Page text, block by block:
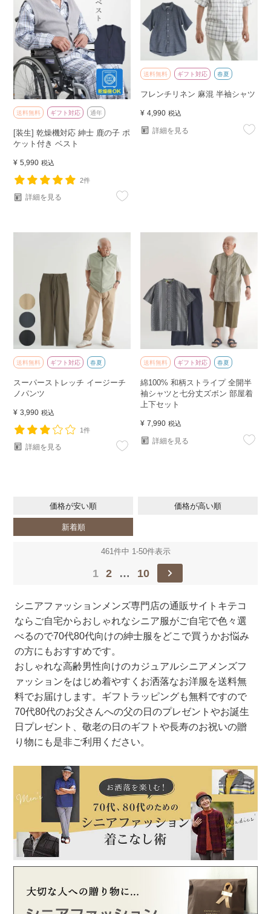
送料無料 ギフト対応 通年
[装生] 乾燥機対応 紳士 鹿の子 ポ
ケット付き ベスト
¥ 5,990 税込
2件
詳細を見る
送料無料 ギフト対応 春夏
フレンチリネン 麻混 半袖シャツ
¥ 4,990 税込
詳細を見る
送料無料 ギフト対応 春夏
スーパーストレッチ イージーチ
ノパンツ
¥ 3,990 税込
1件
詳細を見る
送料無料 ギフト対応 春夏
綿100% 和柄ストライプ 全開半
袖シャツと七分丈ズボン 部屋着
上下セット
¥ 7,990 税込
詳細を見る
価格が安い順 価格が高い順
新着順
461件中 1-50件表示
1 2 … 10
シニアファッションメンズ専門店の通販サイトキテコ
ならご自宅からおしゃれなシニア服がご自宅で色々選
べるので70代80代向けの紳士服をどこで買うかお悩み
の方にもおすすめです。
おしゃれな高齢男性向けのカジュアルシニアメンズフ
ァッションをはじめ着やすくお洒落なお洋服を送料無
料でお届けします。ギフトラッピングも無料ですので
70代80代のお父さんへの父の日のプレゼントやお誕生
日プレゼント、敬老の日のギフトや長寿のお祝いの贈
り物にも是非ご利用ください。